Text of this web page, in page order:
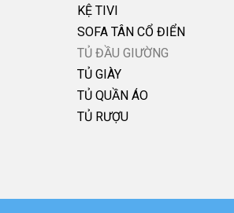
KỆ TIVI
SOFA TÂN CỔ ĐIỂN
TỦ ĐẦU GIƯỜNG
TỦ GIÀY
TỦ QUẦN ÁO
TỦ RƯỢU